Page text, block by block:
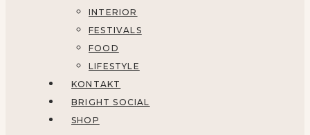
INTERIOR
FESTIVALS
FOOD
LIFESTYLE
KONTAKT
BRIGHT SOCIAL
SHOP